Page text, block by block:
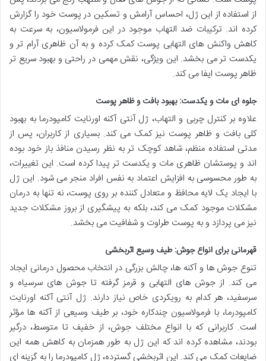
از استفاده از این ژل، احساس آرامش و تسکین در پوست خود را گزارش
کرده اند. ترکیبات ضد التهاب موجود در این فرمولاسیون، به سرعت به
کاهش واکنش های التهابی پوست کمک کرده و به آن ظاهری آرام تر و
یکدست تر می بخشد. این ویژگی، نقش مهمی در راحتی و بهبود سریع تر
ظاهر پوست ایفا می کند.
جلوه ای مات و یکدست: بهبود بافت و ظاهر پوست
علاوه بر کنترل چربی و التهاب، ژل آنتی آکنه اورنایت کامپودرما به بهبود
کلی بافت و ظاهر پوست نیز کمک می کند. بسیاری از کاربران، پس از
مدتی استفاده منظم، شاهد کوچک تر به نظر رسیدن منافذ باز خود بوده
اند و پوستشان ظاهری مات و یکدست تر پیدا کرده است. این تغییرات،
به طور محسوسی به افزایش اعتماد به نفس افراد منجر می شود. این ژل
با ایجاد یک لایه محافظ و متعادل کننده بر روی پوست، نه تنها به درمان
مشکلات موجود کمک می کند، بلکه به پیشگیری از بروز مشکلات جدید
نیز می پردازد و به پوست طراوت و شفافیت می بخشد.
قهرمانی برای انواع جوش: طیف وسیع اثربخشی
تنوع جوش ها و آکنه ها، چالش بزرگی در انتخاب محصول درمانی ایجاد
می کند. از جوش های التهابی و قرمز گرفته تا جوش های سرسیاه و
سرسفید، هر کدام به رویکردی خاص نیاز دارند. ژل آنتی آکنه اورنایت
کامپودرما، با فرمولاسیون چندکاره خود، بر طیف وسیعی از آکنه ها مؤثر
است. کاربرانی که با انواع مختلف جوش، از خفیف تا متوسط، درگیر
بودند، مشاهده کرده اند که این ژل به طور همزمان به کاهش همه این
ضایعات کمک می کند. این اثربخشی گسترده، ژل کامپودرما را به گزینه ای